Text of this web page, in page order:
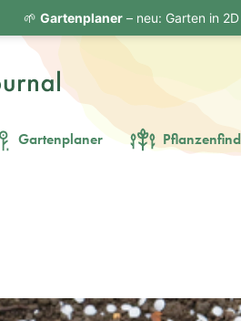
Gartenplaner
🌱 Gartenplaner– neu: Garten in